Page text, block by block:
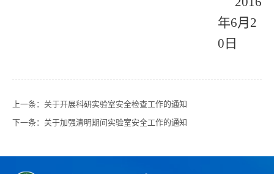
年6月 2
0 日
上一条： 关于开展科研实验室安全检查工作的通知
下一条： 关于加强清明期间实验室安全工作的通知